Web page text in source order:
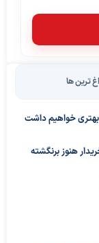
ترین ها
خواهیم داشت
هنوز برنگشته